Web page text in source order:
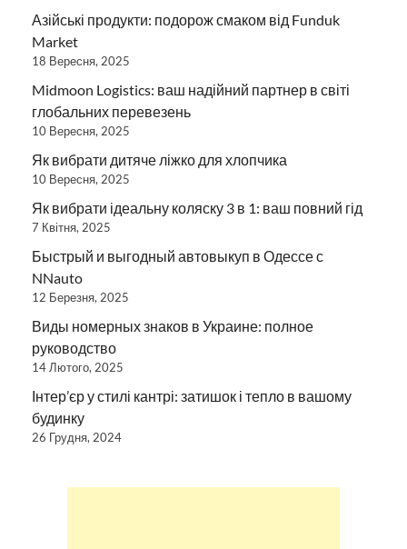
Азійські продукти: подорож смаком від Funduk
Market
18 Вересня, 2025
Midmoon Logistics: ваш надійний партнер в світі
глобальних перевезень
10 Вересня, 2025
Як вибрати дитяче ліжко для хлопчика
10 Вересня, 2025
Як вибрати ідеальну коляску 3 в 1: ваш повний гід
7 Квітня, 2025
Быстрый и выгодный автовыкуп в Одессе с
NNauto
12 Березня, 2025
Виды номерных знаков в Украине: полное
руководство
14 Лютого, 2025
Інтер’єр у стилі кантрі: затишок і тепло в вашому
будинку
26 Грудня, 2024